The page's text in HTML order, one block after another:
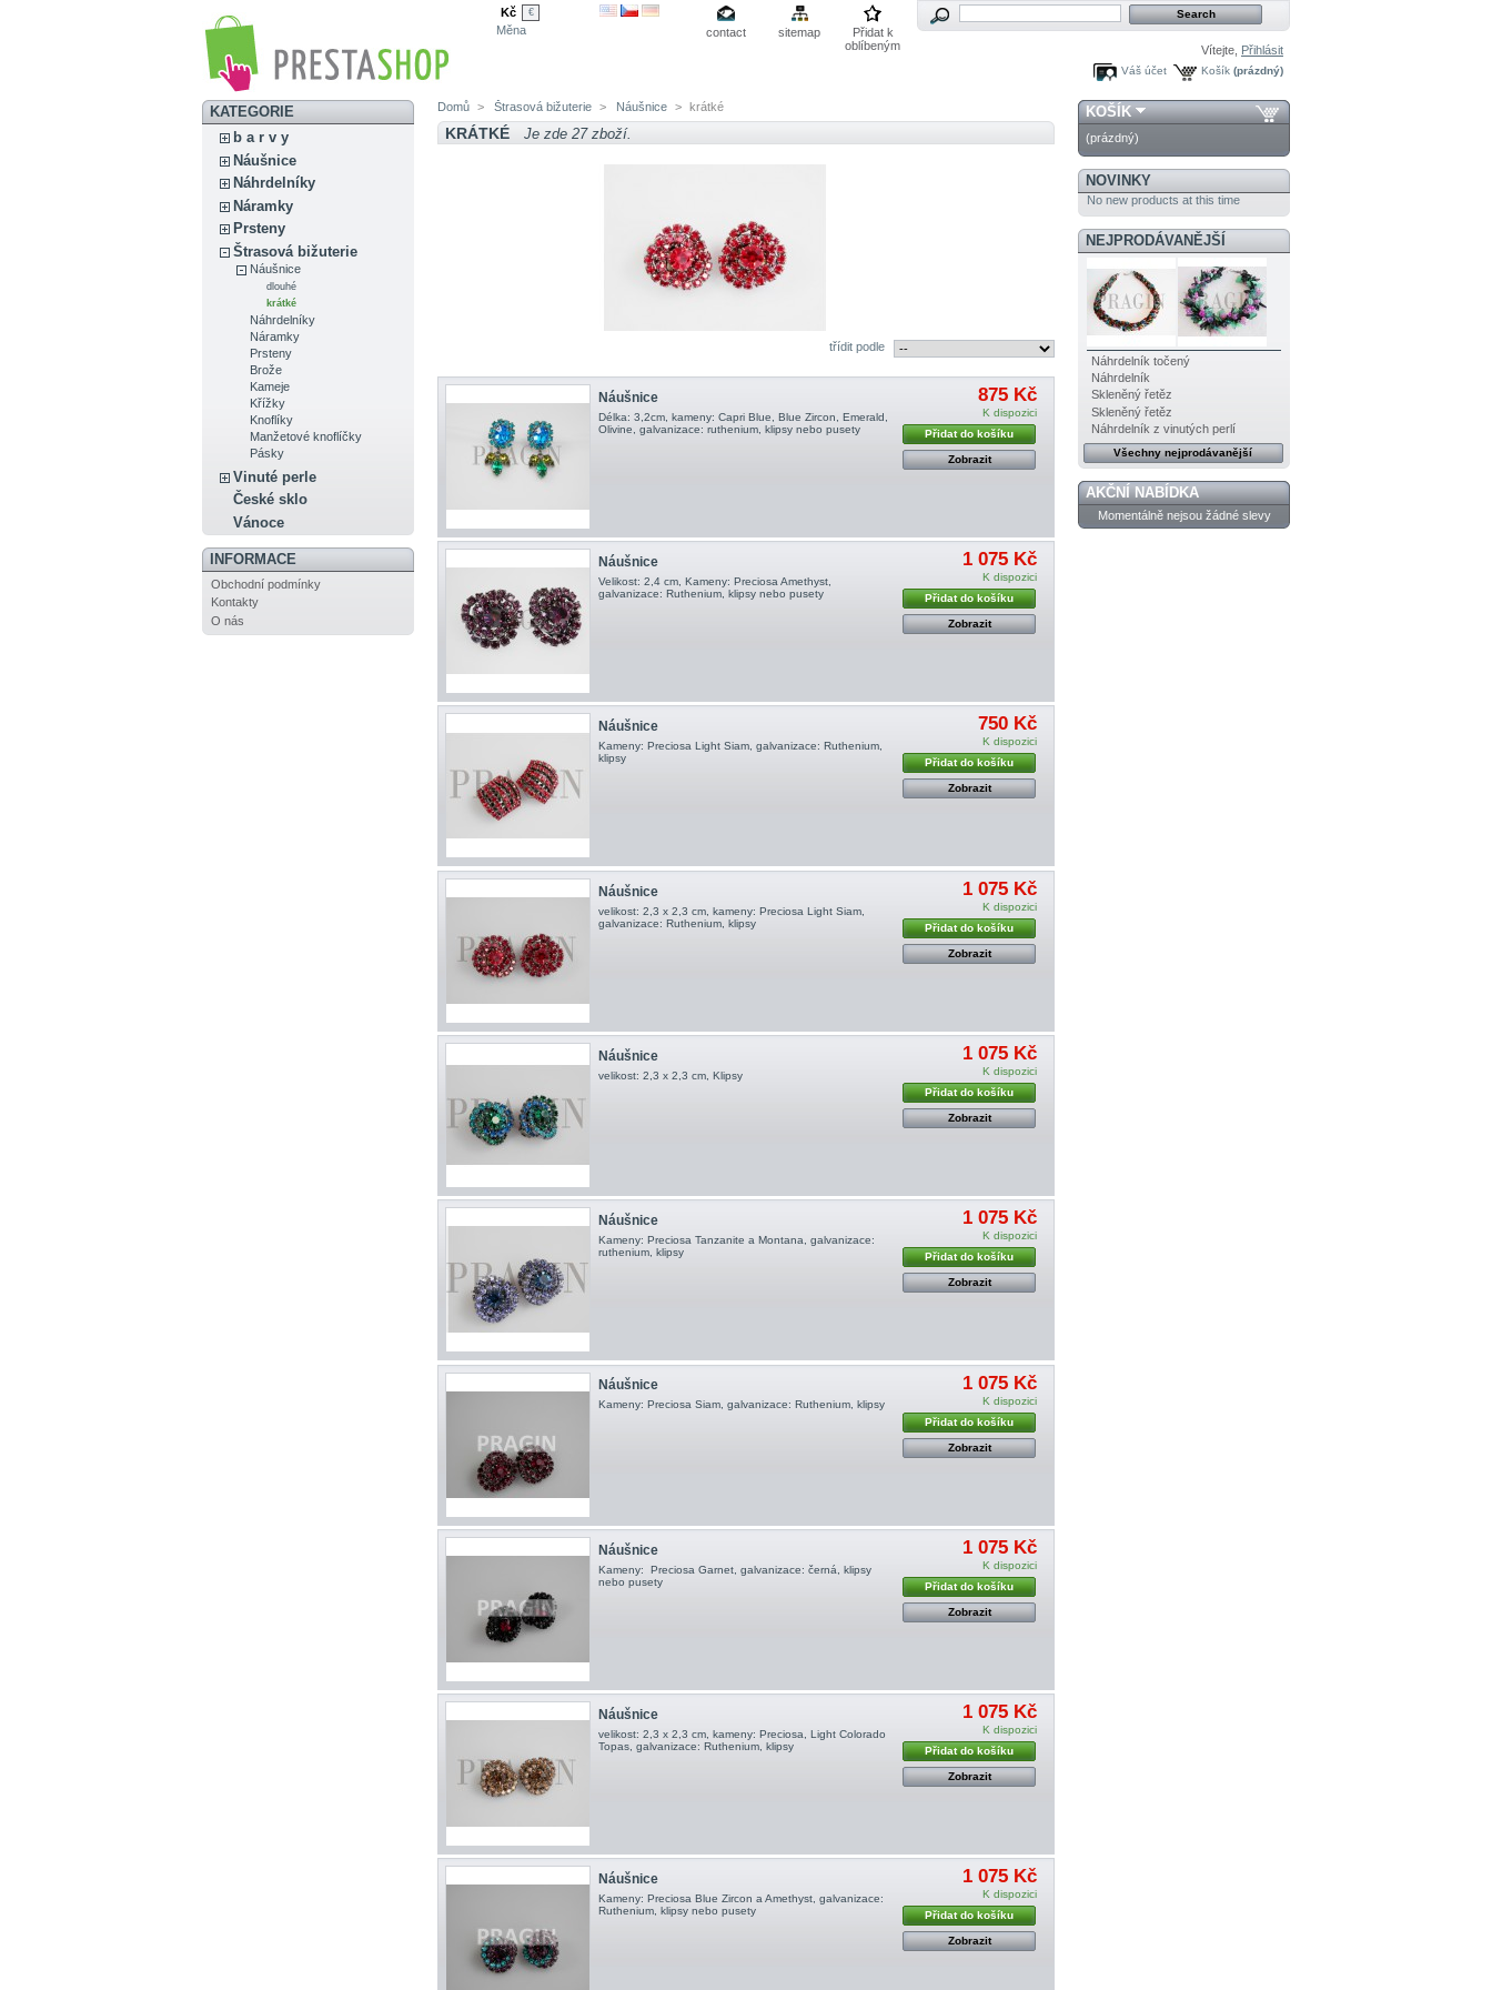
Kč €
Měna contact sitemap
Přidat k
oblíbeným
Vítejte, Přihlásit
Košík (prázdný)
Váš účet
KATEGORIE
b a r v y
Náušnice
Náhrdelníky
Náramky
Prsteny
Štrasová bižuterie
Náušnice
dlouhé
krátké
Náhrdelníky
Náramky
Prsteny
Brože
Kameje
Křížky
Knoflíky
Manžetové knoflíčky
Pásky
Vinuté perle
České sklo
Vánoce
INFORMACE
Obchodní podmínky
Kontakty
O nás
Domů > Štrasová bižuterie > Náušnice > krátké
KRÁTKÉ Je zde 27 zboží.
třídit podle
Náušnice
Délka: 3,2cm, kameny: Capri Blue, Blue Zircon, Emerald,
Olivine, galvanizace: ruthenium, klipsy nebo pusety
875 Kč
K dispozici
Přidat do košíku
Zobrazit
Náušnice
Velikost: 2,4 cm, Kameny: Preciosa Amethyst,
galvanizace: Ruthenium, klipsy nebo pusety
1 075 Kč
K dispozici
Přidat do košíku
Zobrazit
Náušnice
Kameny: Preciosa Light Siam, galvanizace: Ruthenium,
klipsy
750 Kč
K dispozici
Přidat do košíku
Zobrazit
Náušnice
velikost: 2,3 x 2,3 cm, kameny: Preciosa Light Siam,
galvanizace: Ruthenium, klipsy
1 075 Kč
K dispozici
Přidat do košíku
Zobrazit
Náušnice
velikost: 2,3 x 2,3 cm, Klipsy
1 075 Kč
K dispozici
Přidat do košíku
Zobrazit
Náušnice
Kameny: Preciosa Tanzanite a Montana, galvanizace:
ruthenium, klipsy
1 075 Kč
K dispozici
Přidat do košíku
Zobrazit
Náušnice
Kameny: Preciosa Siam, galvanizace: Ruthenium, klipsy
1 075 Kč
K dispozici
Přidat do košíku
Zobrazit
Náušnice
Kameny: Preciosa Garnet, galvanizace: černá, klipsy
nebo pusety
1 075 Kč
K dispozici
Přidat do košíku
Zobrazit
Náušnice
velikost: 2,3 x 2,3 cm, kameny: Preciosa, Light Colorado
Topas, galvanizace: Ruthenium, klipsy
1 075 Kč
K dispozici
Přidat do košíku
Zobrazit
Náušnice
Kameny: Preciosa Blue Zircon a Amethyst, galvanizace:
Ruthenium, klipsy nebo pusety
1 075 Kč
K dispozici
Přidat do košíku
Zobrazit
KOŠÍK
(prázdný)
NOVINKY
No new products at this time
NEJPRODÁVANĚJŠÍ
Náhrdelník točený
Náhrdelník
Skleněný řetěz
Skleněný řetěz
Náhrdelník z vinutých perlí
Všechny nejprodávanější
AKČNÍ NABÍDKA
Momentálně nejsou žádné slevy